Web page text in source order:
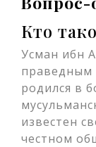
Кто
Усман ибн
праведным
родился в
известен
честном